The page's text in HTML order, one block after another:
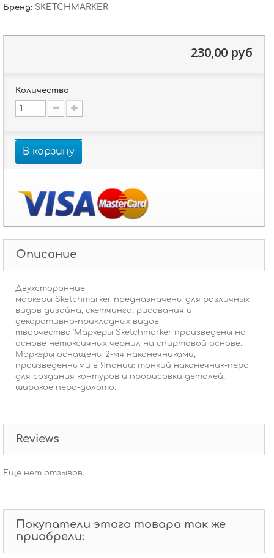
Бренд: SKETCHMARKER
230,00 руб
Количество
В корзину
Описание
Двухсторонние
маркеры Sketchmarker предназначены для различных
видов дизайна, скетчинга, рисования и
декоративно-прикладных видов
творчества.'Маркеры Sketchmarker произведены на
основе нетоксичных чернил на спиртовой основе.
Маркеры оснащены 2-мя наконечниками,
произведенными в Японии: тонкий наконечник-перо
для создания контуров и прорисовки деталей,
широкое перо-долото.
Reviews
Еще нет отзывов.
Покупатели этого товара так же
приобрели: